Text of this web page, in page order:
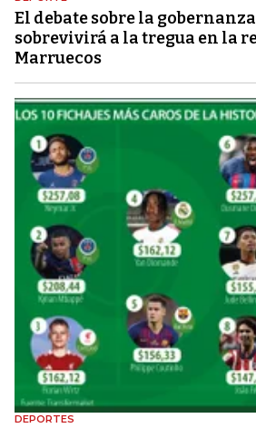
El debate sobre la
sobrevivirá a la tregua en la
Marruecos
DEPORTES